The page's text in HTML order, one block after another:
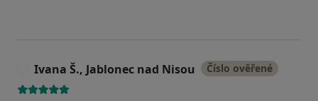
Ivana Š., Jablonec nad Nisou Číslo ověřené